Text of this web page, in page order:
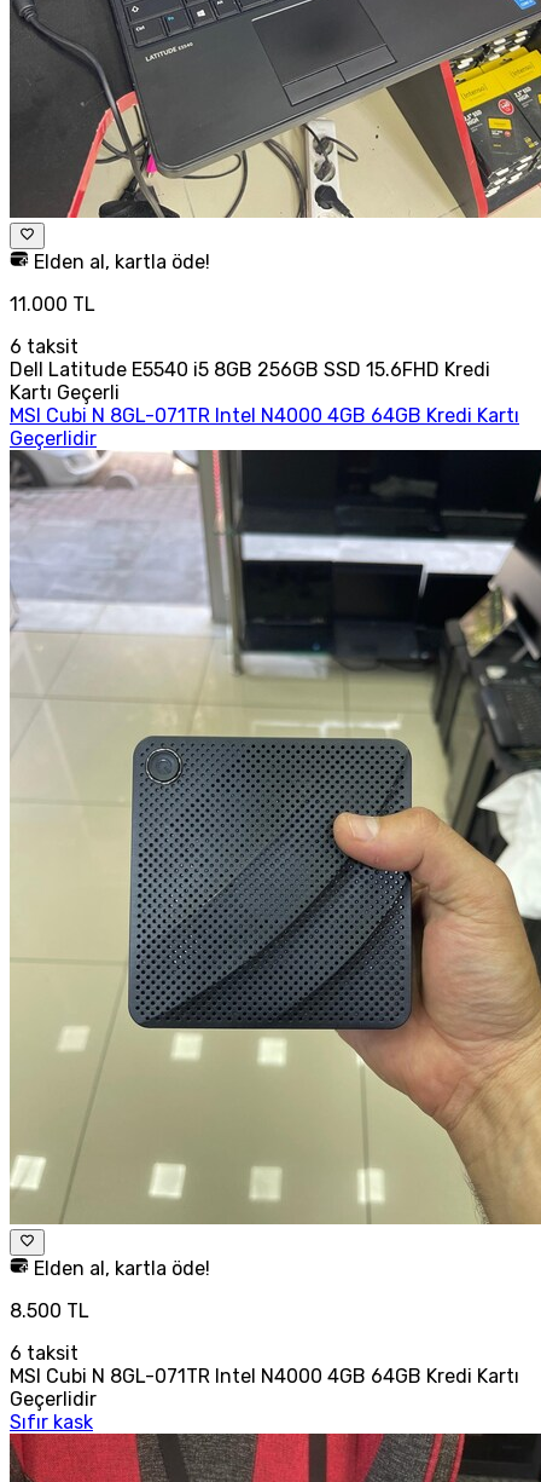
Elden al, kartla öde!
11.000 TL
6 taksit
Dell Latitude E5540 i5 8GB 256GB SSD 15.6FHD Kredi
Kartı Geçerli
MSI Cubi N 8GL-071TR Intel N4000 4GB 64GB Kredi Kartı
Geçerlidir
Elden al, kartla öde!
8.500 TL
6 taksit
MSI Cubi N 8GL-071TR Intel N4000 4GB 64GB Kredi Kartı
Geçerlidir
Sıfır kask